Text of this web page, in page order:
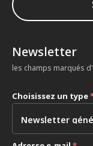
Newsletter
les champs marqués
Choisissez un type